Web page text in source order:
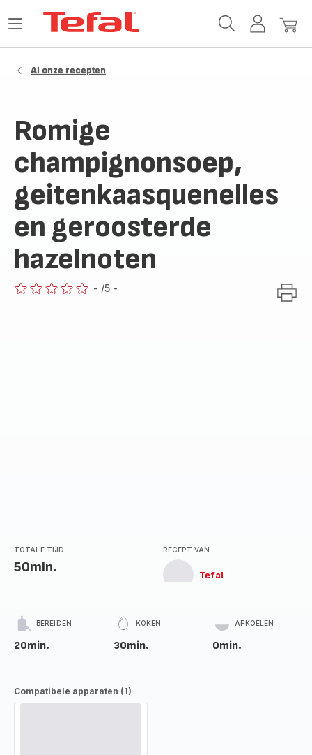
MijnMijn
Open
Al onze recepten
Romige
champignonsoep,
geitenkaasquenelles
en geroosterde
hazelnoten
- /5 -
TOTALE TIJD
50min.
RECEPT VAN
Tefal
BEREIDEN
20min.
KOKEN
30min.
AFKOELEN
0min.
Compatibele apparaten (1)